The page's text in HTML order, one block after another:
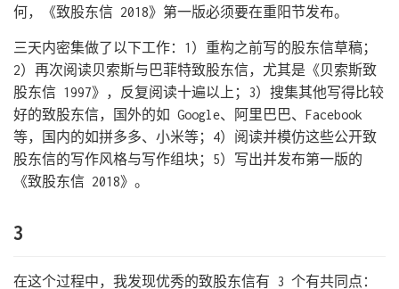
何，《致股东信 2018》第一版必须要在重阳节发布。
三天内密集做了以下工作：1）重构之前写的股东信草稿；
2）再次阅读贝索斯与巴菲特致股东信，尤其是《贝索斯致
股东信 1997》，反复阅读十遍以上；3）搜集其他写得比较
好的致股东信，国外的如 Google、阿里巴巴、Facebook
等，国内的如拼多多、小米等；4）阅读并模仿这些公开致
股东信的写作风格与写作组块；5）写出并发布第一版的
《致股东信 2018》。
3
在这个过程中，我发现优秀的致股东信有 3 个有共同点：